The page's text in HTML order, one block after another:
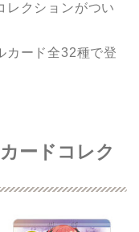
レクションがつい
カード全32種で登
ードコレク